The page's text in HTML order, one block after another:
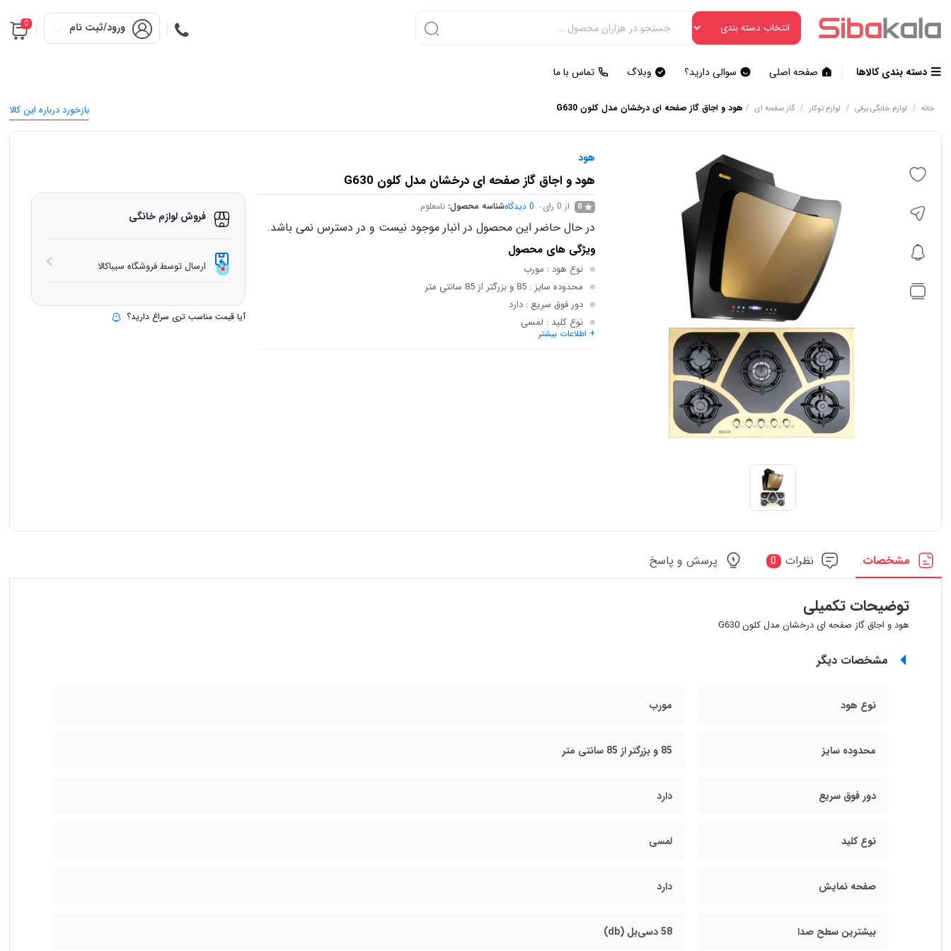
ورود/ثبت نام 0
دسته بندی کالاها صفحه اصلی سوالی دارید؟ وبلاگ تماس با ما
بازخورد درباره این کالا خانه / لوازم خانگی برقی / لوازم توکار / گاز صفحه ای / هود و اجاق گاز صفحه ای درخشان مدل کلون G630
هود
هود و اجاق گاز صفحه ای درخشان مدل کلون G630
0 از 0 رای 0 دیدگاهشناسه محصول:نامعلوم
در حال حاضر این محصول در انبار موجود نیست و در دسترس نمی باشد.
ویژگی های محصول
نوع هود: مورب
محدوده سایز: 85 و بزرگتر از 85 سانتی متر
دور فوق سریع: دارد
نوع کلید: لمسی
صفحه نمایش
+ اطلاعات بیشتر
فروش لوازم خانگی
ارسال توسط فروشگاه سیباکالا
آیا قیمت مناسب تری سراغ دارید؟
مشخصات نظرات 0 پرسش و پاسخ
توضیحات تکمیلی
هود و اجاق گاز صفحه ای درخشان مدل کلون G630
مشخصات دیگر
نوع هود مورب
محدوده سایز 85 و بزرگتر از 85 سانتی متر
دور فوق سریع دارد
نوع کلید لمسی
صفحه نمایش دارد
بیشترین سطح صدا 58 دسی‌بل (db)